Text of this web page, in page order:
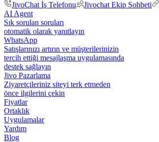
JivoChat İş Telefonu
Jivochat Ekip Sohbeti
AI Agent
Sık sorulan soruları
otomatik olarak yanıtlayın
WhatsApp
Satışlarınızı artırın ve müşterilerinizin
tercih ettiği mesajlaşma uygulamasında
destek sağlayın
Jivo Pazarlama
Ziyaretçileriniz siteyi terk etmeden
önce ilgilerini çekin
Fiyatlar
Ortaklık
Uygulamalar
Yardım
Blog